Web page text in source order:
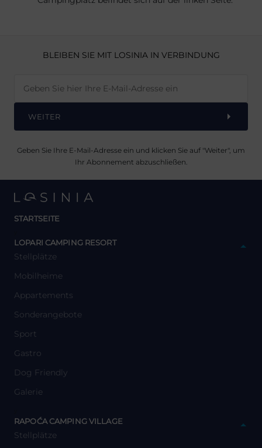
BLEIBEN SIE MIT LOSINIA IN VERBINDUNG
WEITER
Geben Sie Ihre E-Mail-Adresse ein und klicken Sie auf "Weiter", um
Ihr Abonnement abzuschließen.
STARTSEITE
LOPARI CAMPING RESORT
Stellplätze
Mobilheime
Appartements
Sonderangebote
Sport
Gastro
Dog Friendly
Galerie
RAPOĆA CAMPING VILLAGE
Stellplätze